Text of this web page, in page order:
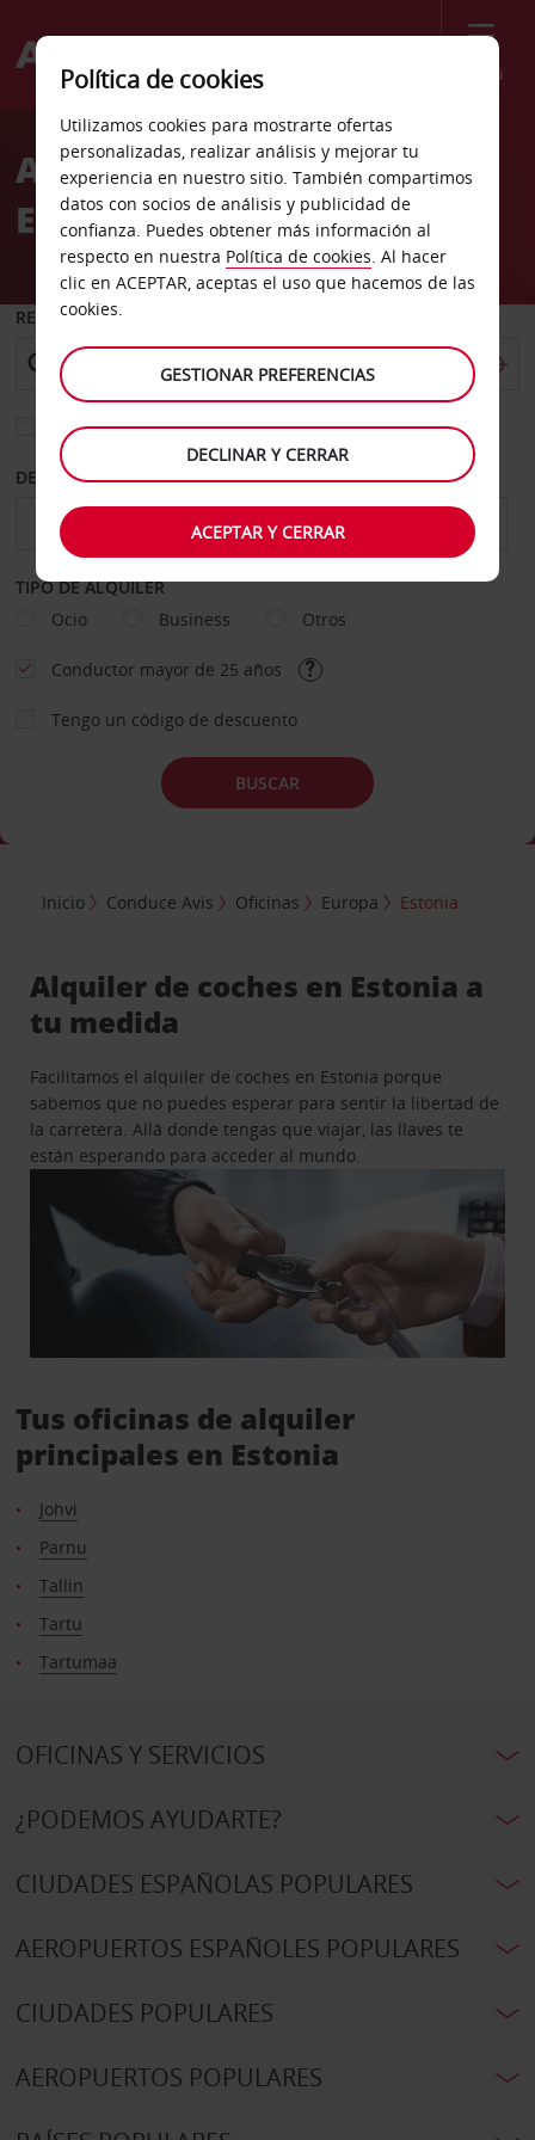
Menú
Welcome
AvisAlquiler de coches en
Estonia
RECOGER EN
Elegir otra oficina de devolución
DESDE HASTA
TIPO DE ALQUILER
Ocio
Business Otros
Conductor mayor de 25 años
Tengo un código de descuento
BUSCAR
Inicio Conduce Avis Oficinas Europa Estonia
Alquiler de coches en Estonia a
tu medida
Facilitamos el alquiler de coches en Estonia porque
sabemos que no puedes esperar para sentir la libertad de
la carretera. Allá donde tengas que viajar, las llaves te
están esperando para acceder al mundo.
Tus oficinas de alquiler
principales en Estonia
Johvi
Parnu
Tallin
Tartu
Tartumaa
OFICINAS Y SERVICIOS
¿PODEMOS AYUDARTE?
CIUDADES ESPAÑOLAS POPULARES
AEROPUERTOS ESPAÑOLES POPULARES
CIUDADES POPULARES
AEROPUERTOS POPULARES
Política de cookies
Utilizamos cookies para mostrarte ofertas
personalizadas, realizar análisis y mejorar tu
experiencia en nuestro sitio. También compartimos
datos con socios de análisis y publicidad de
confianza. Puedes obtener más información al
respecto en nuestra Política de cookies. Al hacer
clic en ACEPTAR, aceptas el uso que hacemos de las
cookies.
GESTIONAR PREFERENCIAS
DECLINAR Y CERRAR
ACEPTAR Y CERRAR